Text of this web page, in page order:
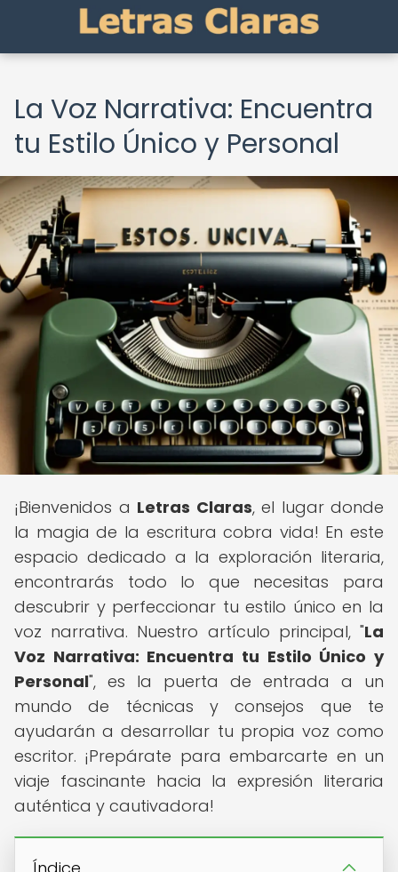
La Voz Narrativa: Encuentra
tu Estilo Único y Personal
¡Bienvenidos a Letras Claras, el lugar donde
la magia de la escritura cobra vida! En este
espacio dedicado a la exploración literaria,
encontrarás todo lo que necesitas para
descubrir y perfeccionar tu estilo único en la
voz narrativa. Nuestro artículo principal, "La
Voz Narrativa: Encuentra tu Estilo Único y
Personal", es la puerta de entrada a un
mundo de técnicas y consejos que te
ayudarán a desarrollar tu propia voz como
escritor. ¡Prepárate para embarcarte en un
viaje fascinante hacia la expresión literaria
auténtica y cautivadora!